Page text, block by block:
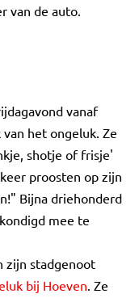
van de auto.
vanaf
het ongeluk. Ze
shotje of frisje'
proosten op zijn
Bijna driehonderd
mee te
zijn stadgenoot
bij Hoeven. Ze